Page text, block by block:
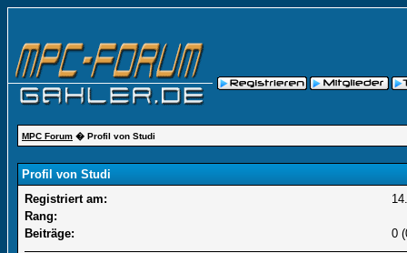
MPC Forum � Profil von Studi
Profil von Studi
Registriert am:
Rang:
Beiträge:
0